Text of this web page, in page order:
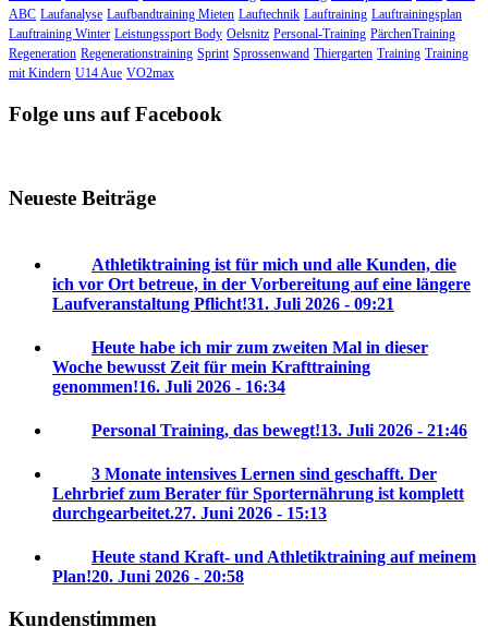
ABC Laufanalyse Laufbandtraining Mieten Lauftechnik Lauftraining Lauftrainingsplan
Lauftraining Winter Leistungssport Body Oelsnitz Personal-Training PärchenTraining
Regeneration Regenerationstraining Sprint Sprossenwand Thiergarten Training Training
mit Kindern U14 Aue VO2max
Folge uns auf Facebook
Neueste Beiträge
Athletiktraining ist für mich und alle Kunden, die
ich vor Ort betreue, in der Vorbereitung auf eine längere
Laufveranstaltung Pflicht!31. Juli 2026 - 09:21
Heute habe ich mir zum zweiten Mal in dieser
Woche bewusst Zeit für mein Krafttraining
genommen!16. Juli 2026 - 16:34
Personal Training, das bewegt!13. Juli 2026 - 21:46
3 Monate intensives Lernen sind geschafft. Der
Lehrbrief zum Berater für Sporternährung ist komplett
durchgearbeitet.27. Juni 2026 - 15:13
Heute stand Kraft- und Athletiktraining auf meinem
Plan!20. Juni 2026 - 20:58
Kundenstimmen